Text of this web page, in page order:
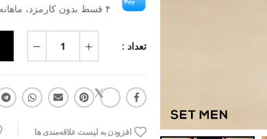
۴ قسط بدون کارمزد، ماهانه ۴۵۴٬۳۱۸ تومان
تعداد :
افزودن به لیست علاقه‌مندی ها